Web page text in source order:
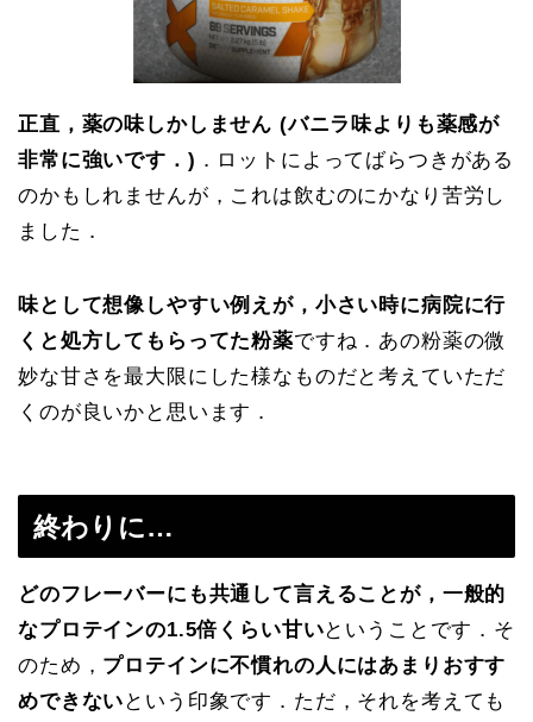
正直，薬の味しかしません (バニラ味よりも薬感が
非常に強いです．) ．ロットによってばらつきがある
のかもしれませんが，これは飲むのにかなり苦労し
ました．
味として想像しやすい例えが，小さい時に病院に行
くと処方してもらってた粉薬ですね．あの粉薬の微
妙な甘さを最大限にした様なものだと考えていただ
くのが良いかと思います．
終わりに…
どのフレーバーにも共通して言えることが，一般的
なプロテインの1.5倍くらい甘いということです．そ
のため， プロテインに不慣れの人にはあまりおすす
めできない という印象です．ただ，それを考えても